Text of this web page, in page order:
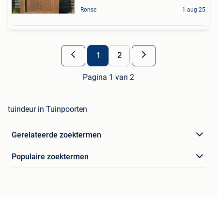
Ronse 1 aug 25
1 2
Pagina 1 van 2
tuindeur in Tuinpoorten
Gerelateerde zoektermen
Populaire zoektermen